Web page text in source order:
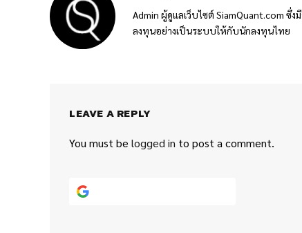
Admin ผู้ดูแลเว็บไซต์ SiamQuant.com ซึ่
ลงทุนอย่างเป็นระบบให้กับนักลงทุนไทย
LEAVE A REPLY
You must be logged in to post a comment.